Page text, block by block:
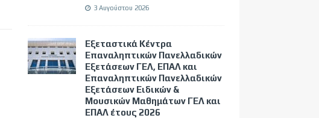
3 Αυγούστου 2026
Εξεταστικά Κέντρα
Επαναληπτικών Πανελλαδικών
Εξετάσεων ΓΕΛ, ΕΠΑΛ και
Επαναληπτικών Πανελλαδικών
Εξετάσεων Ειδικών &
Μουσικών Μαθημάτων ΓΕΛ και
ΕΠΑΛ έτους 2026